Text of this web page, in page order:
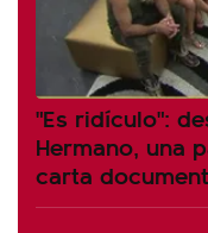
"Es ridículo":
Hermano, una
carta